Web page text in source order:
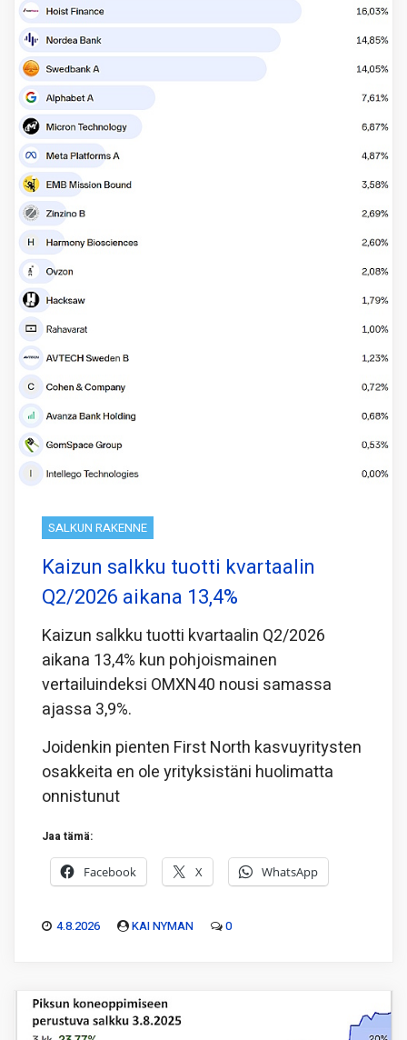
SALKUN RAKENNE
Kaizun salkku tuotti kvartaalin
Q2/2026 aikana 13,4%
Kaizun salkku tuotti kvartaalin Q2/2026
aikana 13,4% kun pohjoismainen
vertailuindeksi OMXN40 nousi samassa
ajassa 3,9%.
Joidenkin pienten First North kasvuyritysten
osakkeita en ole yrityksistäni huolimatta
onnistunut
Jaa tämä:
Facebook X WhatsApp
4.8.2026 KAI NYMAN 0